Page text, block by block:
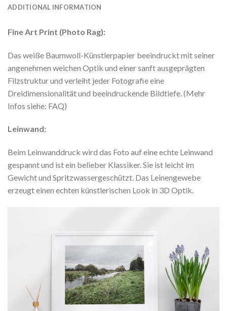
ADDITIONAL INFORMATION
Fine Art Print (Photo Rag):
Das weiße Baumwoll-Künstlerpapier beeindruckt mit seiner
angenehmen weichen Optik und einer sanft ausgeprägten
Filzstruktur und verleiht jeder Fotografie eine
Dreidimensionalität und beeindruckende Bildtiefe. (Mehr
Infos siehe: FAQ)
Leinwand:
Beim Leinwanddruck wird das Foto auf eine echte Leinwand
gespannt und ist ein belieber Klassiker. Sie ist leicht im
Gewicht und Spritzwassergeschützt. Das Leinengewebe
erzeugt einen echten künstlerischen Look in 3D Optik.